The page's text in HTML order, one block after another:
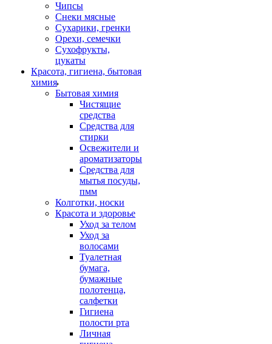
Чипсы
Снеки мясные
Сухарики, гренки
Орехи, семечки
Сухофрукты,
цукаты
Красота, гигиена, бытовая
химия
Бытовая химия
Чистящие
средства
Средства для
стирки
Освежители и
ароматизаторы
Средства для
мытья посуды,
пмм
Колготки, носки
Красота и здоровье
Уход за телом
Уход за
волосами
Туалетная
бумага,
бумажные
полотенца,
салфетки
Гигиена
полости рта
Личная